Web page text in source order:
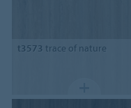
t3573 trace of nature